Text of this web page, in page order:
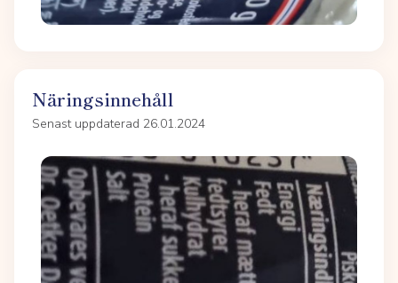
Näringsinnehåll
Senast uppdaterad 26.01.2024